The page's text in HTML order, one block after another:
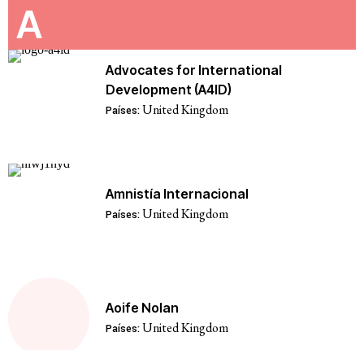
A
Advocates for International
Development (A4ID)
Países:United Kingdom
Amnistía Internacional
Países:United Kingdom
Aoife Nolan
Países:United Kingdom